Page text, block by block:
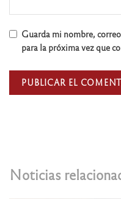
Noticias
Guarda mi nombre,
para la próxima vez que